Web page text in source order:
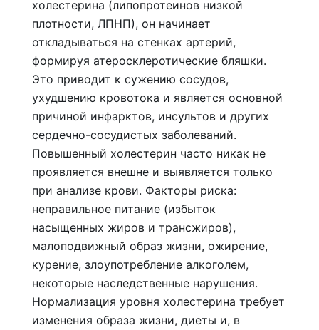
холестерина (липопротеинов низкой
плотности, ЛПНП), он начинает
откладываться на стенках артерий,
формируя атеросклеротические бляшки.
Это приводит к сужению сосудов,
ухудшению кровотока и является основной
причиной инфарктов, инсультов и других
сердечно-сосудистых заболеваний.
Повышенный холестерин часто никак не
проявляется внешне и выявляется только
при анализе крови. Факторы риска:
неправильное питание (избыток
насыщенных жиров и трансжиров),
малоподвижный образ жизни, ожирение,
курение, злоупотребление алкоголем,
некоторые наследственные нарушения.
Нормализация уровня холестерина требует
изменения образа жизни, диеты и, в